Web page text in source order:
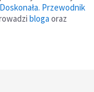
Doskonała. Przewodnik
bloga oraz